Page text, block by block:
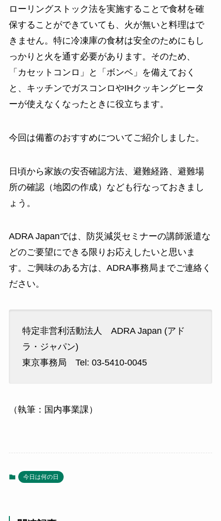
ローリングストック法を実施することで食材を確
保することができていても、火が無いと料理はで
きません。特に冷凍庫の食材は安全のためにもし
っかりと火を通す必要があります。そのため、
「カセットコンロ」と「ボンベ」を備えておく
と、キッチンでガスコンロやIHクッキングヒータ
ーが使えなくなったときに役立ちます。
今回は備蓄のおすすめについてご紹介しました。
日頃から家族の安否確認方法、避難経路、避難場
所の確認（地図の作成）なども行なっておきまし
ょう。
ADRA Japanでは、防災減災セミナーの講師派遣な
どのご要望にできる限りお応えしたいと思いま
す。ご興味のある方は、ADRA事務局までご連絡く
ださい。
特定非営利活動法人 ADRA Japan (アド
ラ・ジャパン)
東京事務局 Tel: 03-5410-0045
（執筆：国内事業課）
今日は何の日